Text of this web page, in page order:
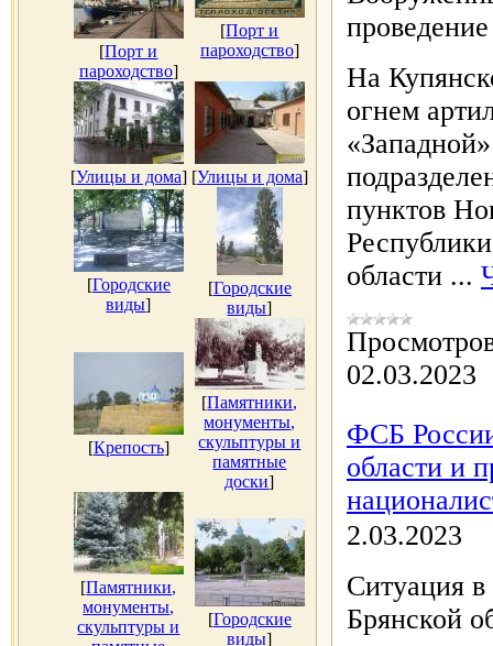
[Порт и
пароходство]
[Порт и
пароходство]
[Улицы и дома] [Улицы и дома]
[Городские
виды]
[Городские
виды]
[Крепость]
[Памятники,
монументы,
скульптуры и
памятные
доски]
[Памятники,
монументы,
скульптуры и
[Городские
виды]
На
огнем
пунктов
области ...
02.03.2023
ФСБ
области и
2.03.2023
Ситуация
Брянской